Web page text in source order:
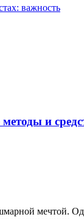
важность
и
мечтой.